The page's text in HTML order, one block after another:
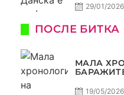
29/01/2026
ПОСЛЕ БИТКА
МАЛА
19/05/2026